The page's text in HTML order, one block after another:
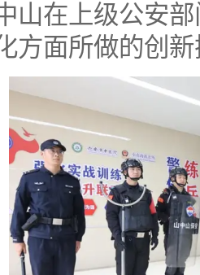
山在上级公安
方面所做的创